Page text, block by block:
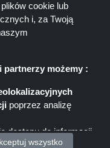
są zaangażowani, gdy
Shoppingspout.com/pl
tych linków/ofert.
cookie lub
i, za Twoją
partnerzy możemy :
poprzez analizę
dostępu do informacji
wszystko